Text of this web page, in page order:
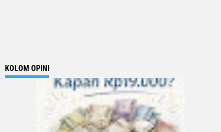
KOLOM OPINI